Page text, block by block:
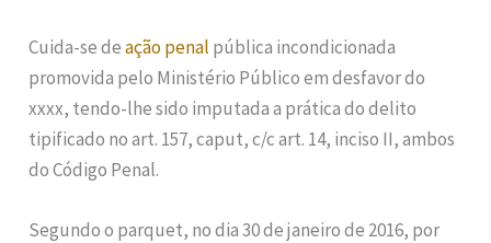
Cuida-se deação penal pública incondicionada
promovida pelo Ministério Público em desfavor do
xxxx, tendo-lhe sido imputada a prática do delito
tipificado no art. 157, caput, c/c art. 14, inciso II, ambos
do Código Penal.
Segundo o parquet, no dia 30 de janeiro de 2016, por